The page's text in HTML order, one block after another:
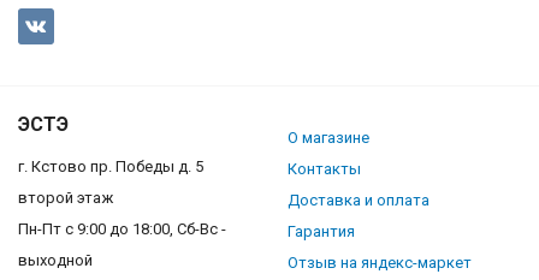
ЭСТЭ
г. Кстово пр. Победы д. 5
второй этаж
Пн-Пт с 9:00 до 18:00, Сб-Вс -
выходной
О магазине
Контакты
Доставка и оплата
Гарантия
Отзыв на яндекс-маркет